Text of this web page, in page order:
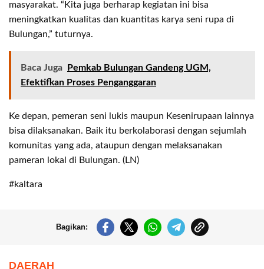
masyarakat. “Kita juga berharap kegiatan ini bisa
meningkatkan kualitas dan kuantitas karya seni rupa di
Bulungan,” tuturnya.
Baca Juga
Pemkab Bulungan Gandeng UGM,
Efektifkan Proses Penganggaran
Ke depan, pemeran seni lukis maupun Kesenirupaan lainnya
bisa dilaksanakan. Baik itu berkolaborasi dengan sejumlah
komunitas yang ada, ataupun dengan melaksanakan
pameran lokal di Bulungan. (LN)
#kaltara
Bagikan:
DAERAH